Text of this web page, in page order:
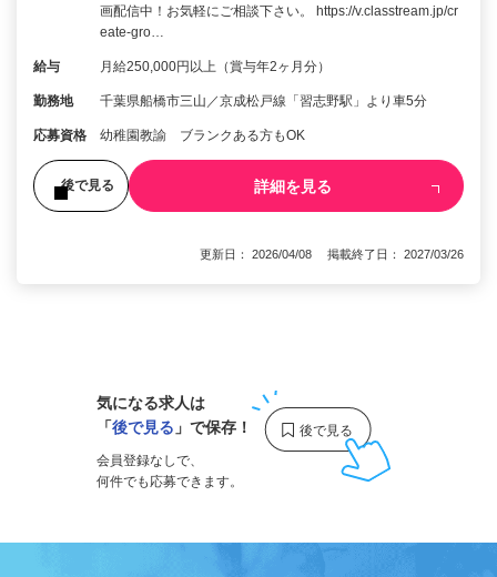
画配信中！お気軽にご相談下さい。 https://v.classtream.jp/cr
eate-gro…
給与 月給250,000円以上（賞与年2ヶ月分）
勤務地 千葉県船橋市三山／京成松戸線「習志野駅」より車5分
応募資格 幼稚園教諭 ブランクある方もOK
後で見る 詳細を見る
更新日： 2026/04/08 掲載終了日： 2027/03/26
気になる求人は
「後で見る 」で保存！
会員登録なしで、
何件でも応募できます。